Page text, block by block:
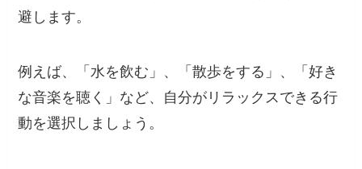
避します。
例えば、「水を飲む」、「散歩をする」、「好き
な音楽を聴く」など、自分がリラックスできる行
動を選択しましょう。